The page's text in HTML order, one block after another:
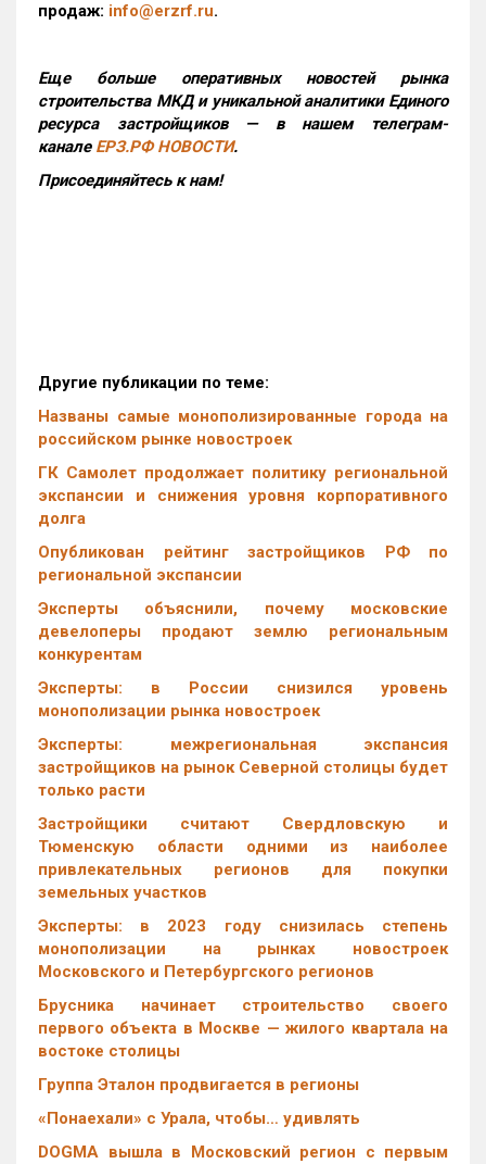
продаж: info@erzrf.ru.
Еще больше оперативных новостей рынка
строительства МКД и уникальной аналитики Единого
ресурса застройщиков — в нашем телеграм-
канале ЕРЗ.РФ НОВОСТИ.
Присоединяйтесь к нам!
Другие публикации по теме:
Названы самые монополизированные города на
российском рынке новостроек
ГК Самолет продолжает политику региональной
экспансии и снижения уровня корпоративного
долга
Опубликован рейтинг застройщиков РФ по
региональной экспансии
Эксперты объяснили, почему московские
девелоперы продают землю региональным
конкурентам
Эксперты: в России снизился уровень
монополизации рынка новостроек
Эксперты: межрегиональная экспансия
застройщиков на рынок Северной столицы будет
только расти
Застройщики считают Свердловскую и
Тюменскую области одними из наиболее
привлекательных регионов для покупки
земельных участков
Эксперты: в 2023 году снизилась степень
монополизации на рынках новостроек
Московского и Петербургского регионов
Брусника начинает строительство своего
первого объекта в Москве — жилого квартала на
востоке столицы
Группа Эталон продвигается в регионы
«Понаехали» с Урала, чтобы… удивлять
DOGMA вышла в Московский регион с первым